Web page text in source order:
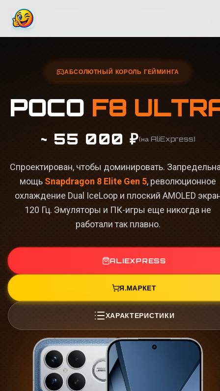
АБСОЛЮТНЫЙ КОРОЛЬ ГЕЙМИНГА
POCO F8
~ 55 000 ₽(на AliExpress)
Спроектирован, чтобы доминировать.
мощь Snapdragon 8 Elite Gen 5, революционное
охлаждение Dual IceLoop и плоский AMOLED
120 Гц. Эмуляторы и ПК-игры еще никогда не
работали так плавно.
ALIEXPRESS
Я.МАРКЕТ
ХАРАКТЕРИСТИКИ